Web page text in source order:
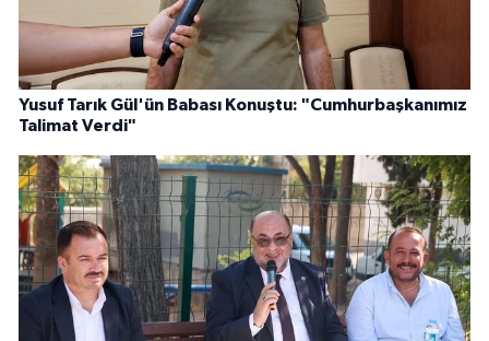
Yusuf Tarık Gül'ün Babası Konuştu: "Cumhurbaşkanımız
Talimat Verdi"